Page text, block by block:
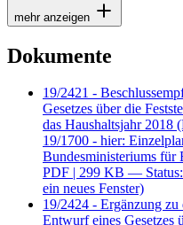
mehr anzeigen
Dokumente
19/2421 -
Gesetzes über die
das Haushaltsjahr 2018
19/1700 - hier:
Bundesministeriums für
PDF | 299 KB —
ein neues Fenster)
19/2424 - Ergänzung zu
Entwurf eines Gesetzes